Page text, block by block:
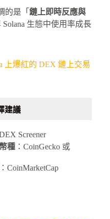
的是「 鏈上即時反應與
Solana 生態中使用率成長
上爆紅的 DEX 鏈上交易
建議
DEX Screener
種 ：CoinGecko 或
：CoinMarketCap